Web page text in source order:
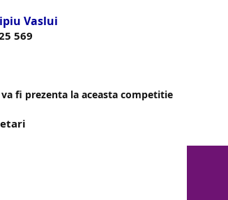
Vaslui
569
fi prezenta la aceasta competitie